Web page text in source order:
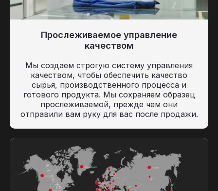
Прослеживаемое управление
качеством
Мы создаем строгую систему управления
качеством, чтобы обеспечить качество
сырья, производственного процесса и
готового продукта. Мы сохраняем образец
прослеживаемой, прежде чем они
отправили вам руку для вас после продажи.